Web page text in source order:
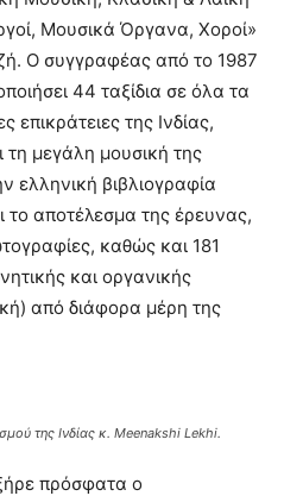
Μουσικά Όργανα, Χοροί»
Ο συγγραφέας από το 1987
44 ταξίδια σε όλα τα
επικράτειες της Ινδίας,
τη μεγάλη μουσική της
ελληνική βιβλιογραφία
το αποτέλεσμα της έρευνας,
καθώς και 181
και οργανικής
από διάφορα μέρη της
της Ινδίας κ. Meenakshi Lekhi.
πρόσφατα ο